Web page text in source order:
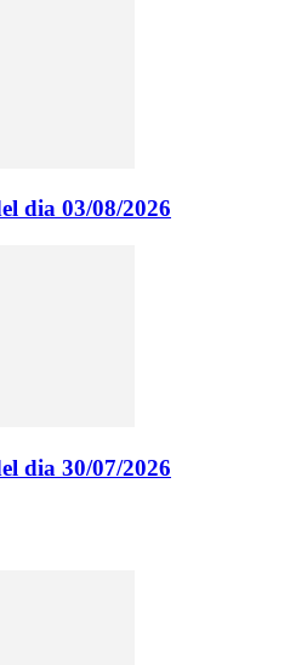
dia 03/08/2026
dia 30/07/2026